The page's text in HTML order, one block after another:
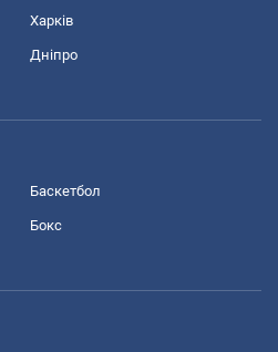
Харків
Дніпро
Баскетбол
Бокс